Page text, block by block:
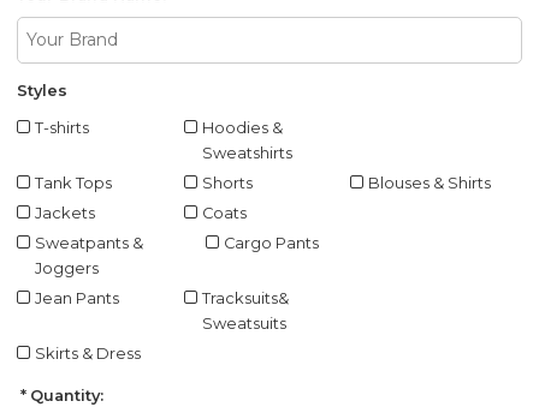
Styles
T-shirts
Hoodies &
Sweatshirts
Tank Tops
Shorts
Blouses & Shirts
Jackets
Coats
Sweatpants &
Joggers
Cargo Pants
Jean Pants
Tracksuits&
Sweatsuits
Skirts & Dress
Quantity: